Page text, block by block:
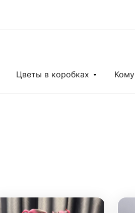
Цветы в коробках Кому